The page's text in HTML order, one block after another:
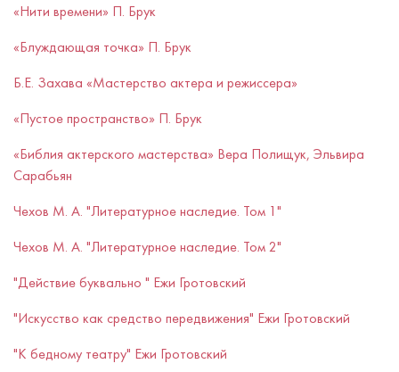
«Нити времени» П. Брук
«Блуждающая точка» П. Брук
Б.Е. Захава «Мастерство актера и режиссера»
«Пустое пространство» П. Брук
«Библия актерского мастерства» Вера Полищук, Эльвира
Сарабьян
Чехов М. А. "Литературное наследие. Том 1"
Чехов М. А. "Литературное наследие. Том 2"
"Действие буквально " Ежи Гротовский
"Искусство как средство передвижения" Ежи Гротовский
"К бедному театру" Ежи Гротовский